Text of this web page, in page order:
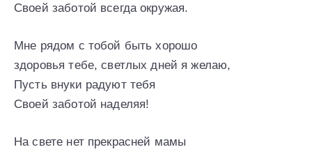
Своей заботой всегда окружая.
Мне рядом с тобой быть хорошо
здоровья тебе, светлых дней я желаю,
Пусть внуки радуют тебя
Своей заботой наделяя!
На свете нет прекрасней мамы